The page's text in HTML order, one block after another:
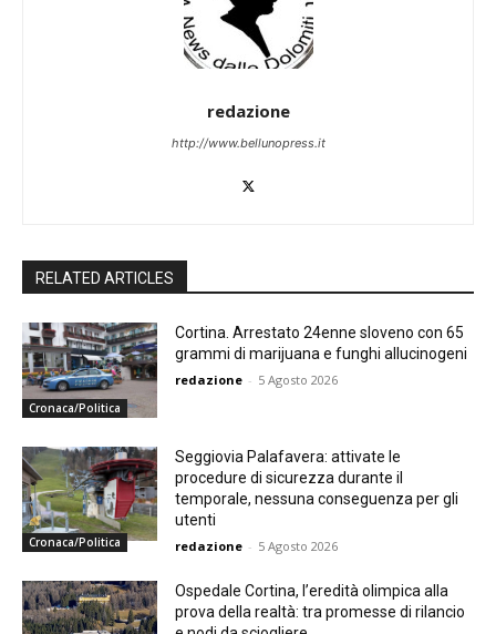
redazione
http://www.bellunopress.it
RELATED ARTICLES
Cronaca/Politica
Cortina. Arrestato 24enne sloveno con 65
grammi di marijuana e funghi allucinogeni
redazione - 5 Agosto 2026
Cronaca/Politica
Seggiovia Palafavera: attivate le
procedure di sicurezza durante il
temporale, nessuna conseguenza per gli
utenti
redazione - 5 Agosto 2026
Ospedale Cortina, l’eredità olimpica alla
prova della realtà: tra promesse di rilancio